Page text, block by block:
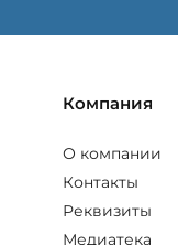
Компания
О компании
Контакты
Реквизиты
Медиатека